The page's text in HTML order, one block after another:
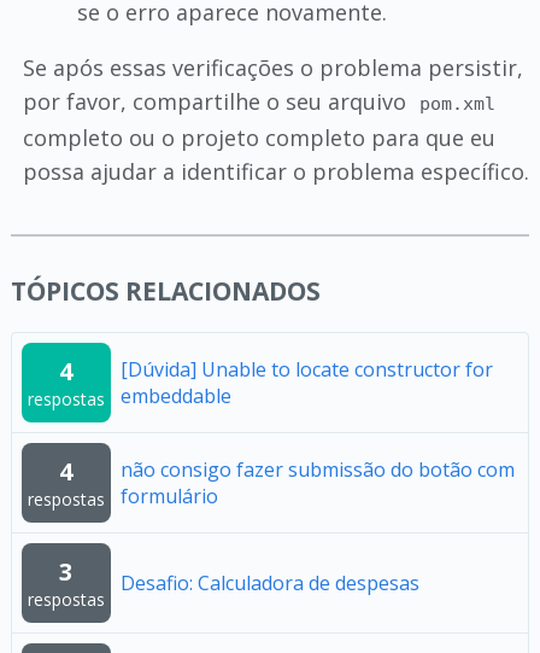
se o erro aparece novamente.
Se após essas verificações o problema persistir,
por favor, compartilhe o seu arquivo
pom.xml
completo ou o projeto completo para que eu
possa ajudar a identificar o problema específico.
TÓPICOS RELACIONADOS
4
respostas
[Dúvida] Unable to locate constructor for
embeddable
4
respostas
não consigo fazer submissão do botão com
formulário
3
respostas
Desafio: Calculadora de despesas